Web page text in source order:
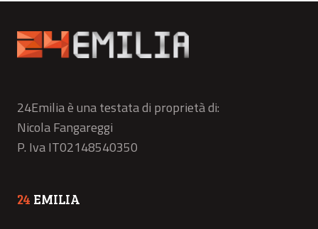
24Emilia è una testata di proprietà di:
Nicola Fangareggi
P. Iva IT02148540350
24 EMILIA